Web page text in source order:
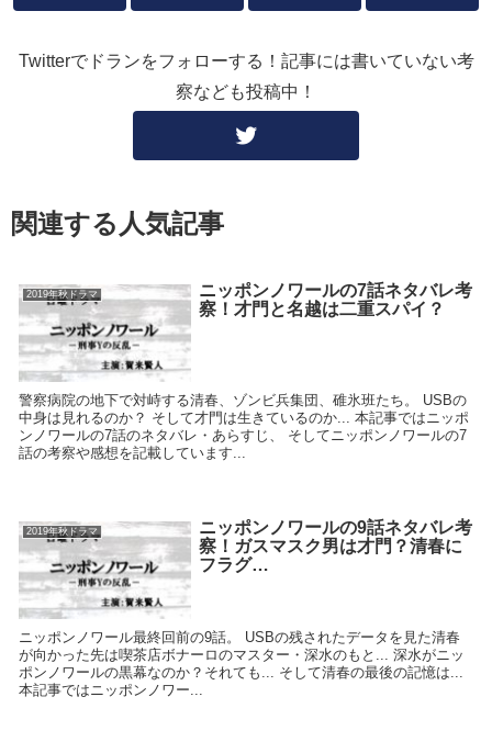
Twitterでドランをフォローする！記事には書いていない考
察なども投稿中！
関連する人気記事
2019年秋ドラマ
ニッポンノワールの7話ネタバレ考
察！才門と名越は二重スパイ？
警察病院の地下で対峙する清春、ゾンビ兵集団、碓氷班たち。 USBの
中身は見れるのか？ そして才門は生きているのか... 本記事ではニッポ
ンノワールの7話のネタバレ・あらすじ、 そしてニッポンノワールの7
話の考察や感想を記載しています...
2019年秋ドラマ
ニッポンノワールの9話ネタバレ考
察！ガスマスク男は才門？清春に
フラグ…
ニッポンノワール最終回前の9話。 USBの残されたデータを見た清春
が向かった先は喫茶店ボナーロのマスター・深水のもと... 深水がニッ
ポンノワールの黒幕なのか？それても... そして清春の最後の記憶は...
本記事ではニッポンノワー...